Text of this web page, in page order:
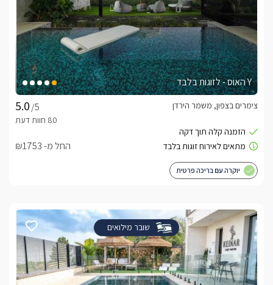
Y האוס - לזוגות בלבד
/5
צימרים בצפון, משמר הירדן
החל מ- ₪1753
יוקרה עם בריכה פרטית
שובר מילואים